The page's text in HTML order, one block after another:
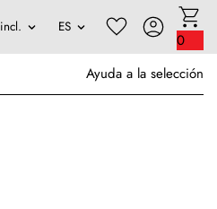
0
Ayuda a la selección